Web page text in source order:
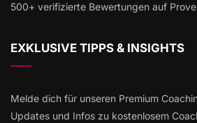
500+ verifizierte Bewertungen auf
EXKLUSIVE TIPPS & INSIGHTS
Melde dich für unseren Premium
Updates und Infos zu kostenlosem